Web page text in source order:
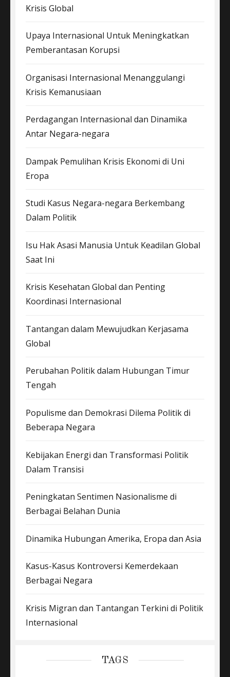
Krisis Global
Upaya Internasional Untuk Meningkatkan
Pemberantasan Korupsi
Organisasi Internasional Menanggulangi
Krisis Kemanusiaan
Perdagangan Internasional dan Dinamika
Antar Negara-negara
Dampak Pemulihan Krisis Ekonomi di Uni
Eropa
Studi Kasus Negara-negara Berkembang
Dalam Politik
Isu Hak Asasi Manusia Untuk Keadilan Global
Saat Ini
Krisis Kesehatan Global dan Penting
Koordinasi Internasional
Tantangan dalam Mewujudkan Kerjasama
Global
Perubahan Politik dalam Hubungan Timur
Tengah
Populisme dan Demokrasi Dilema Politik di
Beberapa Negara
Kebijakan Energi dan Transformasi Politik
Dalam Transisi
Peningkatan Sentimen Nasionalisme di
Berbagai Belahan Dunia
Dinamika Hubungan Amerika, Eropa dan Asia
Kasus-Kasus Kontroversi Kemerdekaan
Berbagai Negara
Krisis Migran dan Tantangan Terkini di Politik
Internasional
TAGS